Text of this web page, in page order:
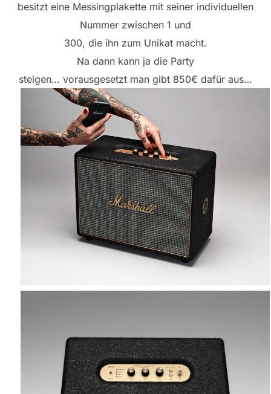
besitzt eine Messingplakette mit seiner individuellen
Nummer zwischen 1 und
300, die ihn zum Unikat macht.
Na dann kann ja die Party
steigen… vorausgesetzt man gibt 850€ dafür aus…